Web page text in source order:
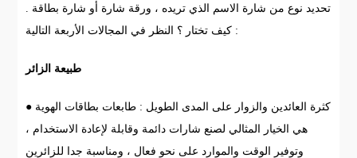
تحديد نوع من شارة الاسم الذي تريده ، ورقة شارة أو شارة بطاقة .
كيف تختار ؟ النظر في المجالات الأربعة التالية :
طبيعة الزائر
● كثرة العائدين والزوار على المدى الطويل : طابعات بطاقات الهوية
هي الخيار المثالي لصنع شارات دائمة وقابلة لإعادة الاستخدام ،
وتوفير الوقت والموارد على نحو فعال ، ومناسبة جدا للزائرين